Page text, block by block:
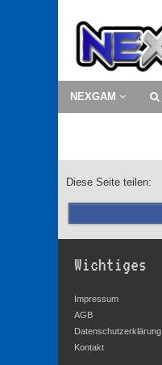
NEXGAM
Diese Seite teilen:
Wichtiges
Impressum
AGB
Datenschutzerklärung
Kontakt